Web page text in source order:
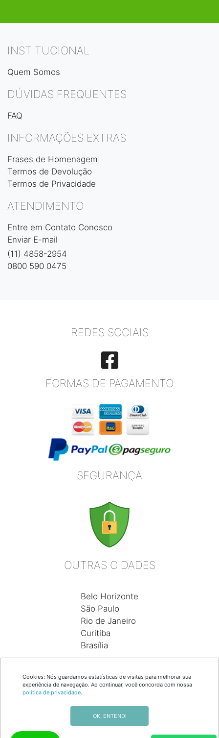
INSTITUCIONAL
Quem Somos
DÚVIDAS FREQUENTES
FAQ
INFORMAÇÕES EXTRAS
Frases de Homenagem
Termos de Devolução
Termos de Privacidade
ATENDIMENTO
Entre em Contato Conosco
Enviar E-mail
(11) 4858-2954
0800 590 0475
REDES SOCIAIS
FORMAS DE PAGAMENTO
SEGURANÇA
OUTRAS CIDADES
Belo Horizonte
São Paulo
Rio de Janeiro
Curitiba
Brasília
atendimento@coroas24horas.com.br
Copyright © 2017 - Todos os direitos reservados
Cookies: Nós guardamos estatísticas de visitas para melhorar sua
experiência de navegação. Ao continuar, você concorda com nossa
política de privacidade.
OK, ENTENDI